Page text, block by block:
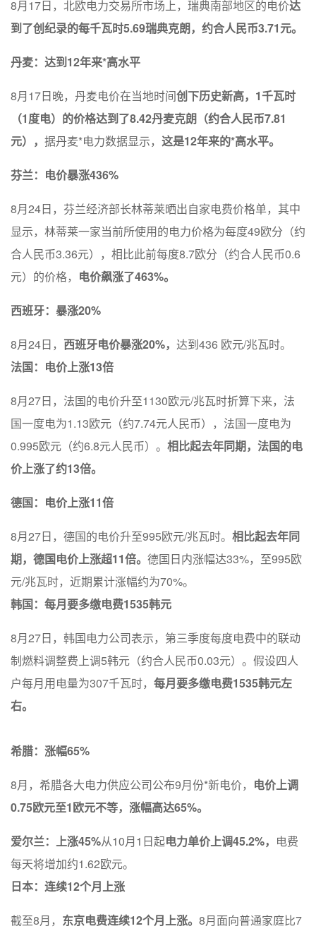
8月17日，北欧电力交易所市场上，瑞典南部地区的电价达
到了创纪录的每千瓦时5.69瑞典克朗，约合人民币3.71元。
丹麦：达到12年来*高水平
8月17日晚，丹麦电价在当地时间创下历史新高，1千瓦时
（1度电）的价格达到了8.42丹麦克朗（约合人民币7.81
元）， 据丹麦*电力数据显示， 这是12年来的*高水平。
芬兰：电价暴涨436%
8月24日，芬兰经济部长林蒂莱晒出自家电费价格单，其中
显示，林蒂莱一家当前所使用的电力价格为每度49欧分（约
合人民币3.36元），相比此前每度8.7欧分（约合人民币0.6
元）的价格， 电价飙涨了463%。
西班牙：暴涨20%
8月24日， 西班牙电价暴涨20%， 达到436 欧元/兆瓦时。
法国：电价上涨13倍
8月27日，法国的电价升至1130欧元/兆瓦时折算下来，法
国一度电为1.13欧元（约7.74元人民币），法国一度电为
0.995欧元（约6.8元人民币）。 相比起去年同期，法国的电
价上涨了约13倍。
德国：电价上涨11倍
8月27日，德国的电价升至995欧元/兆瓦时。 相比起去年同
期，德国电价上涨超11倍。 德国日内涨幅达33%，至995欧
元/兆瓦时，近期累计涨幅约为70%。
韩国：每月要多缴电费1535韩元
8月27日，韩国电力公司表示，第三季度每度电费中的联动
制燃料调整费上调5韩元（约合人民币0.03元）。假设四人
户每月用电量为307千瓦时， 每月要多缴电费1535韩元左
右。
希腊：涨幅65%
8月，希腊各大电力供应公司公布9月份*新电价， 电价上调
0.75欧元至1欧元不等，涨幅高达65%。
爱尔兰：上涨45%从10月1日起电力单价上调45.2%， 电费
每天将增加约1.62欧元。
日本：连续12个月上涨
截至8月， 东京电费连续12个月上涨。 8月面向普通家庭比7